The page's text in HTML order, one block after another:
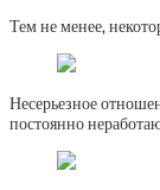
Тем не менее,
Несерьезное
постоянно